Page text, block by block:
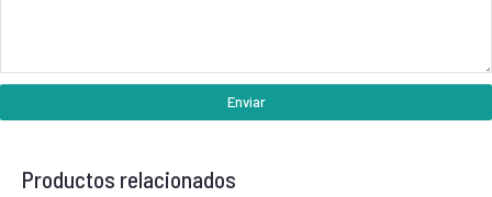
Enviar
Productos relacionados